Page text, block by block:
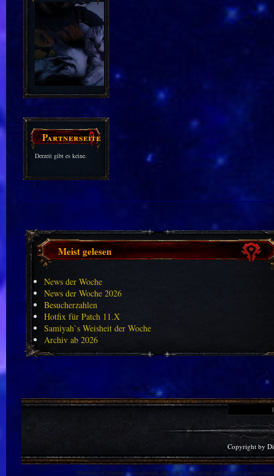
Partnerseiten
Derzeit gibt es keine.
Meist gelesen
News der Woche
News der Woche 2026
Besucherzahlen
Hotfix für Patch 11.X
Samiyah`s Weisheit der Woche
Archiv ab 2026
Copyright by
Warlords of Draenor is a trademark, and World of Warcraft and Blizzard